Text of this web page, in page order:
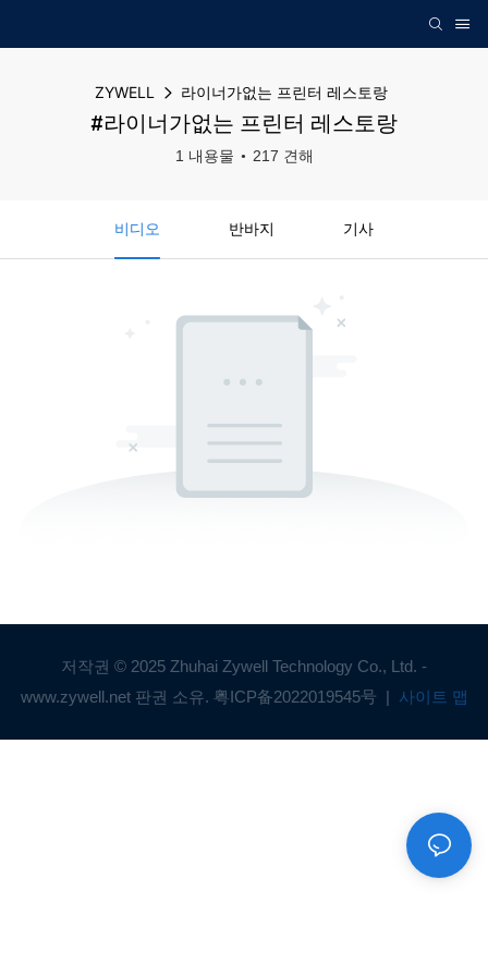
ZYWELL 라이너가없는 프린터 레스토랑
#라이너가없는 프린터 레스토랑
1 내용물 217 견해
비디오 반바지 기사
저작권 © 2025 Zhuhai Zywell Technology Co., Ltd. -
www.zywell.net 판권 소유. 粤ICP备2022019545号 | 사이트 맵